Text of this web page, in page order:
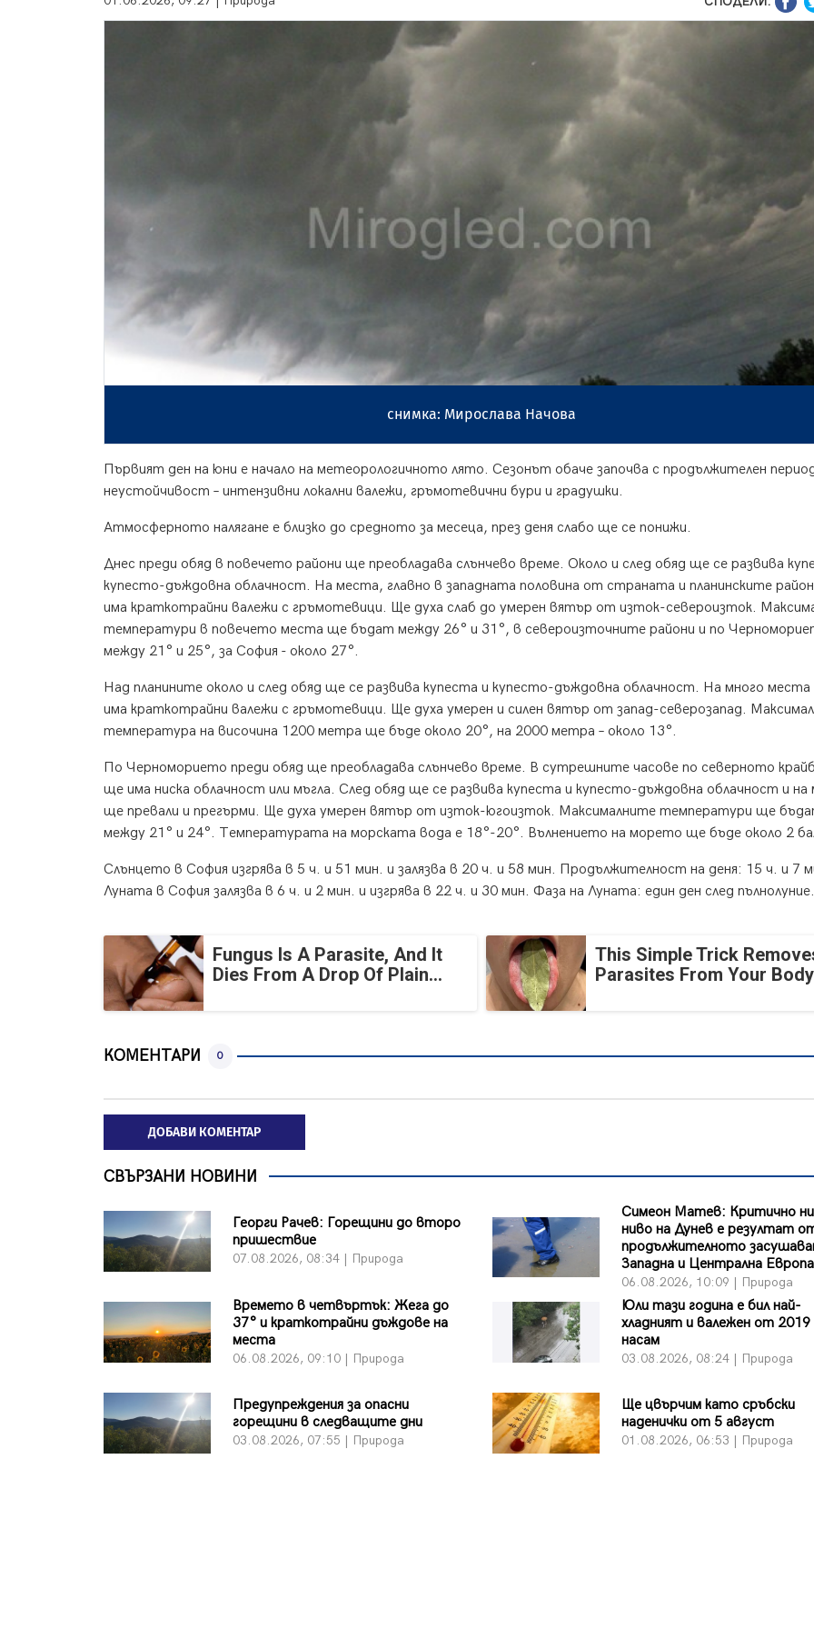
снимка: Мирослава Начова
Първият ден на юни е начало на метеорологичното лято. Сезонът обаче започва с продължителен
неустойчивост – интензивни локални валежи, гръмотевични бури и градушки.
Атмосферното налягане е близко до средното за месеца, през деня слабо ще се понижи.
Днес преди обяд в повечето райони ще преобладава слънчево време. Около и след обяд ще се развива
купесто-дъждовна облачност. На места, главно в западната половина от страната и планинските
има краткотрайни валежи с гръмотевици. Ще духа слаб до умерен вятър от изток-североизток.
температури в повечето места ще бъдат между 26° и 31°, в североизточните райони и по
между 21° и 25°, за София - около 27°.
Над планините около и след обяд ще се развива купеста и купесто-дъждовна облачност. На много
има краткотрайни валежи с гръмотевици. Ще духа умерен и силен вятър от запад-северозапад.
температура на височина 1200 метра ще бъде около 20°, на 2000 метра – около 13°.
По Черноморието преди обяд ще преобладава слънчево време. В сутрешните часове по северното
ще има ниска облачност или мъгла. След обяд ще се развива купеста и купесто-дъждовна облачност и на
ще превали и прегърми. Ще духа умерен вятър от изток-югоизток. Максималните температури ще
между 21° и 24°. Температурата на морската вода е 18°-20°. Вълнението на морето ще бъде около 2
Слънцето в София изгрява в 5 ч. и 51 мин. и залязва в 20 ч. и 58 мин. Продължителност на деня: 15 ч. и 7
Луната в София залязва в 6 ч. и 2 мин. и изгрява в 22 ч. и 30 мин. Фаза на Луната: един ден след пълнолуние.
Fungus Is A Parasite, And It
Dies From A Drop Of Plain...
This Simple Trick
Parasites From Your
КОМЕНТАРИ 0
ДОБАВИ КОМЕНТАР
СВЪРЗАНИ НОВИНИ
Георги Рачев: Горещини до второ
пришествие
07.08.2026, 08:34 | Природа
Симеон Матев: Критично
ниво на Дунев е резултат
продължителното
Западна и Централна Европа
06.08.2026, 10:09 | Природа
Времето в четвъртък: Жега до
37° и краткотрайни дъждове на
места
06.08.2026, 09:10 | Природа
Юли тази година е бил най-
хладният и валежен от 2019
насам
03.08.2026, 08:24 | Природа
Предупреждения за опасни
горещини в следващите дни
03.08.2026, 07:55 | Природа
Ще цвърчим като сръбски
наденички от 5 август
01.08.2026, 06:53 | Природа